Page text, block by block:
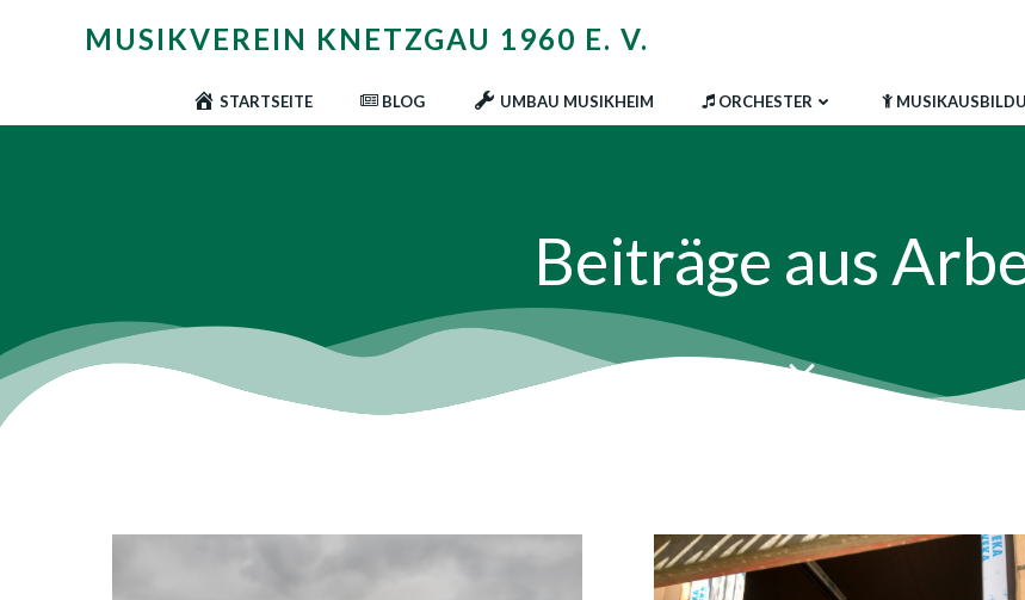
MUSIKVEREIN KNETZGAU 1960 E. V.
STARTSEITE BLOG UMBAU MUSIKHEIM ORCHESTER
Beiträge aus